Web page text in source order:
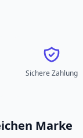
Sichere Zahlung
Marke